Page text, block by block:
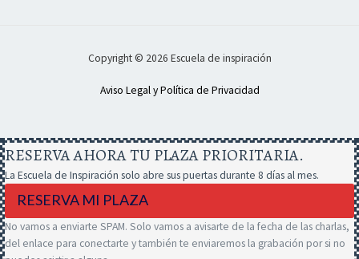
Copyright © 2026 Escuela de inspiración
Aviso Legal y Política de Privacidad
RESERVA AHORA TU PLAZA PRIORITARIA.
La Escuela de Inspiración solo abre sus puertas durante 8 días al mes.
RESERVA MI PLAZA
No vamos a enviarte SPAM. Solo vamos a avisarte de la fecha de las charlas,
del enlace para conectarte y también te enviaremos la grabación por si no